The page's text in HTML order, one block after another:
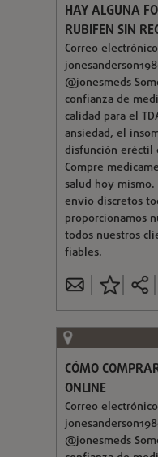
HAY ALGUNA
RUBIFEN SIN
Correo
@jonesmeds
confianza de
calidad para el
ansiedad, el
disfunción eréctil
Compre
salud hoy
envío discretos
proporcionamos
todos nuestros
fiables.
CÓMO
ONLINE
Correo
@jonesmeds